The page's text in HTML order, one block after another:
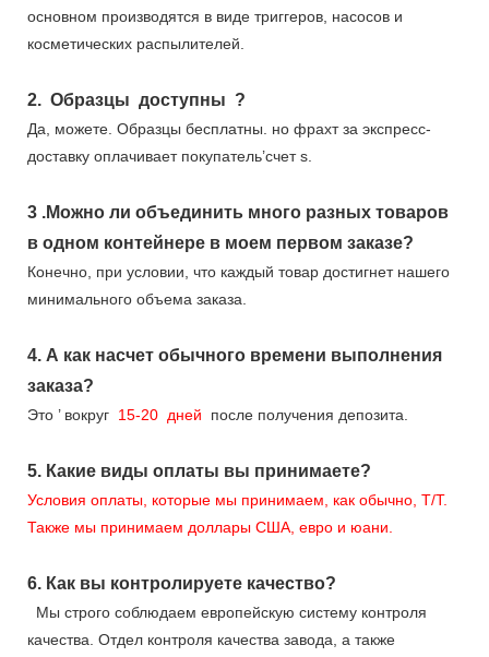
основном производятся в виде триггеров, насосов и
косметических распылителей.
2. Образцы доступны ?
Да, можете. Образцы бесплатны. но фрахт за экспресс-
доставку оплачивает покупатель’счет s.
3 .Можно ли объединить много разных товаров
в одном контейнере в моем первом заказе?
Конечно, при условии, что каждый товар достигнет нашего
минимального объема заказа.
4. А как насчет обычного времени выполнения
заказа?
Это ’вокруг 15-20 дней после получения депозита.
5. Какие виды оплаты вы принимаете?
Условия оплаты, которые мы принимаем, как обычно, T/T.
Также мы принимаем доллары США, евро и юани.
6. Как вы контролируете качество?
Мы строго соблюдаем европейскую систему контроля
качества. Отдел контроля качества завода, а также